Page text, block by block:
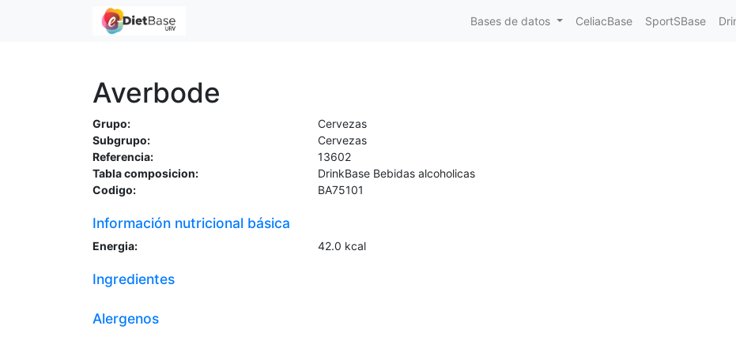
Bases de datos CeliacBase SportSBase
Averbode
Grupo:
Cervezas
Subgrupo:
Cervezas
Referencia:
13602
Tabla composicion:
DrinkBase Bebidas alcoholicas
Codigo:
BA75101
Información nutricional básica
Energia: 42.0 kcal
Ingredientes
Alergenos